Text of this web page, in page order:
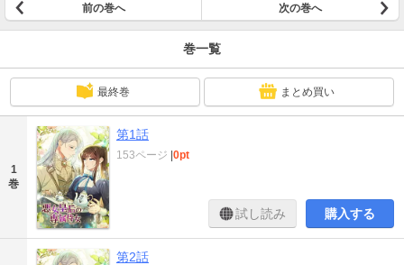
前の巻へ 次の巻へ
巻一覧
最終巻 まとめ買い
1
巻
第1話
153ページ |0pt
試し読み 購入する
第2話